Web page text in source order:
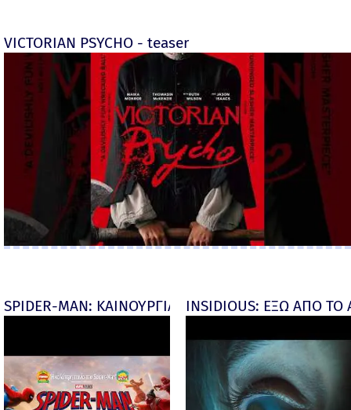
VICTORIAN PSYCHO - teaser
SPIDER-MAN: ΚΑΙΝΟΥΡΓΙΑ ΜΕΡΑ (Spider-Man:
INSIDIOUS: ΕΞΩ ΑΠΟ